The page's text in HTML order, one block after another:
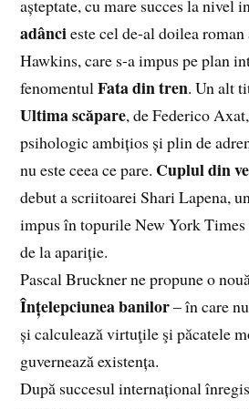
așteptate, cu mare succes la nivel
adâncieste cel de-al doilea
Hawkins, care s-a impus pe plan
fenomentulFata din tren. Un alt
Ultima scăpare, de Federico
psihologic ambițios și plin de
nu este ceea ce pare. Cuplul din
debut a scriitoarei Shari Lapena,
impus în topurile New York
de la apariție.
Pascal Bruckner ne propune o
Înțelepciunea banilor– în care
și calculează virtuţile şi păcatele
guvernează existența.
După succesul internațional